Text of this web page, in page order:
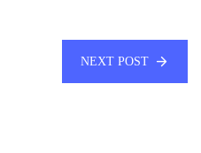
NEXT POST